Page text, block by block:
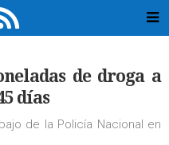
de droga a
días
de la Policía Nacional en